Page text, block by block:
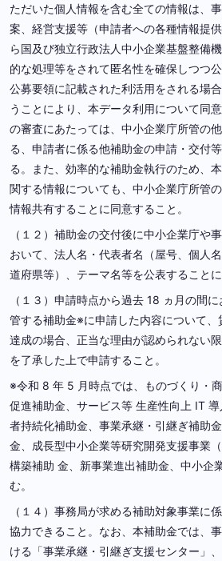
ただいた個人情報を含む全ての情報は、
案、経営支援等（申請者への各種情報提
ら国及び独立行政法人中小企業基盤整備
的な処理等をされて匿名性を確保しつつ
公募要領に記載された利活用をされる場
うことにより、本データ利用について同
の審査にあたっては、中小企業庁所管の
る、申請者に係る他補助金の申請・交付
る。また、効率的な補助金執行のため、
関する情報についても、中小企業庁所管
情報共有することに同意すること。
（１２）補助金の交付後に中小企業庁や
おいて、法人名・代表者名（屋号、個人
道府県等）、テーマ名等を公表すること
（１３）申請時点から過去 18 ヵ月の間
管する補助金※に申請した内容について
達成の場合、正当な理由が認められない
を了承した上で申請すること。
※令和 8 年 5 月時点では、ものづくり・
促進補助金、サービス等 生産性向上 IT
者持続化補助金、事業承継・引継ぎ補助
金、成長型中小企業等研究開発支援事業
構築補助 金、新事業進出補助金、中小企
む。
（１４）事務局が求める補助対象事業に
協力できること。なお、本補助金では、
ける「事業承継・引継ぎ支援センター」